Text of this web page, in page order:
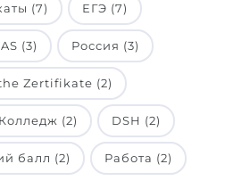
(7) ЕГЭ (7)
(3) Россия (3)
Zertifikate (2)
Колледж (2) DSH (2)
балл (2) Работа (2)